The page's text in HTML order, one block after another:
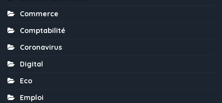
Commerce
Comptabilité
Coronavirus
Digital
Eco
Emploi